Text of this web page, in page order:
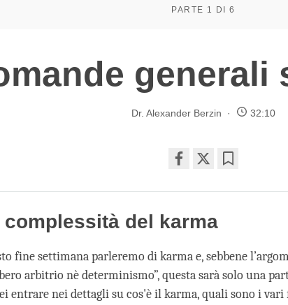
PARTE 1 DI 6
generali
Dr. Alexander Berzin 32:10
on
facebook
complessità del karma
fine settimana parleremo di karma e, sebbene
arbitrio nè determinismo”, questa sarà solo una
entrare nei dettagli su cos'è il karma, quali sono i